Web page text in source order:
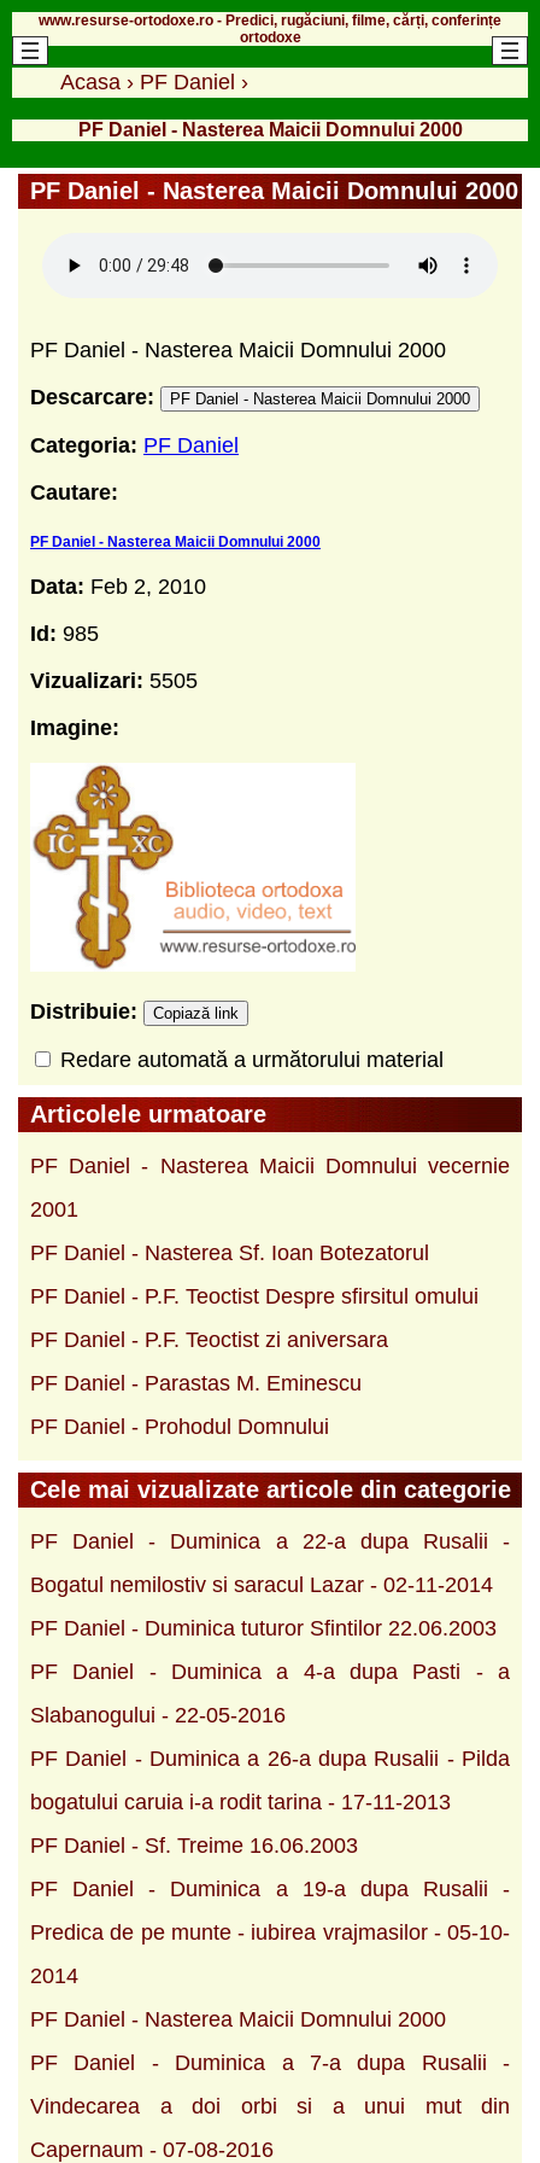
www.resurse-ortodoxe.ro - Predici, rugăciuni, filme, cărți, conferințe
ortodoxe
Acasa › PF Daniel ›
PF Daniel - Nasterea Maicii Domnului 2000
PF Daniel - Nasterea Maicii Domnului 2000
PF Daniel - Nasterea Maicii Domnului 2000
Descarcare:
PF Daniel - Nasterea Maicii Domnului 2000
Categoria: PF Daniel
Cautare:
PF Daniel - Nasterea Maicii Domnului 2000
Data: Feb 2, 2010
Id: 985
Vizualizari: 5505
Imagine:
Distribuie: Copiază link
Redare automată a următorului material
Articolele urmatoare
PF Daniel - Nasterea Maicii Domnului vecernie
2001
PF Daniel - Nasterea Sf. Ioan Botezatorul
PF Daniel - P.F. Teoctist Despre sfirsitul omului
PF Daniel - P.F. Teoctist zi aniversara
PF Daniel - Parastas M. Eminescu
PF Daniel - Prohodul Domnului
Cele mai vizualizate articole din categorie
PF Daniel - Duminica a 22-a dupa Rusalii -
Bogatul nemilostiv si saracul Lazar - 02-11-2014
PF Daniel - Duminica tuturor Sfintilor 22.06.2003
PF Daniel - Duminica a 4-a dupa Pasti - a
Slabanogului - 22-05-2016
PF Daniel - Duminica a 26-a dupa Rusalii - Pilda
bogatului caruia i-a rodit tarina - 17-11-2013
PF Daniel - Sf. Treime 16.06.2003
PF Daniel - Duminica a 19-a dupa Rusalii -
Predica de pe munte - iubirea vrajmasilor - 05-10-
2014
PF Daniel - Nasterea Maicii Domnului 2000
PF Daniel - Duminica a 7-a dupa Rusalii -
Vindecarea a doi orbi si a unui mut din
Capernaum - 07-08-2016